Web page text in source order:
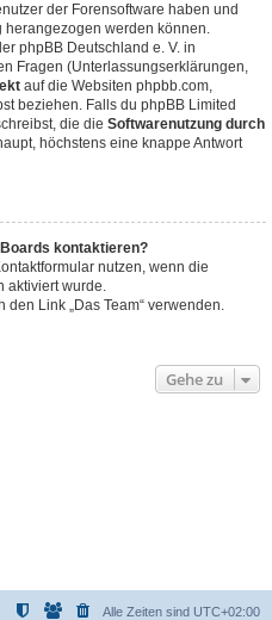
der Forensoftware haben und
herangezogen werden können.
phpBB Deutschland e. V. in
Fragen (Unterlassungserklärungen,
auf die Websiten phpbb.com,
beziehen. Falls du phpBB Limited
die die Softwarenutzung durch
höchstens eine knappe Antwort
kontaktieren?
nutzen, wenn die
aktiviert wurde.
Link „Das Team“ verwenden.
Gehe zu
Alle Zeiten sind UTC+02:00